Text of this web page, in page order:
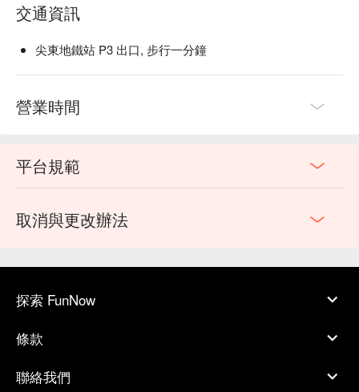
交通資訊
尖東地鐵站 P3 出口, 步行一分鐘
營業時間
平台規範
取消與更改辦法
探索 FunNow
條款
聯絡我們